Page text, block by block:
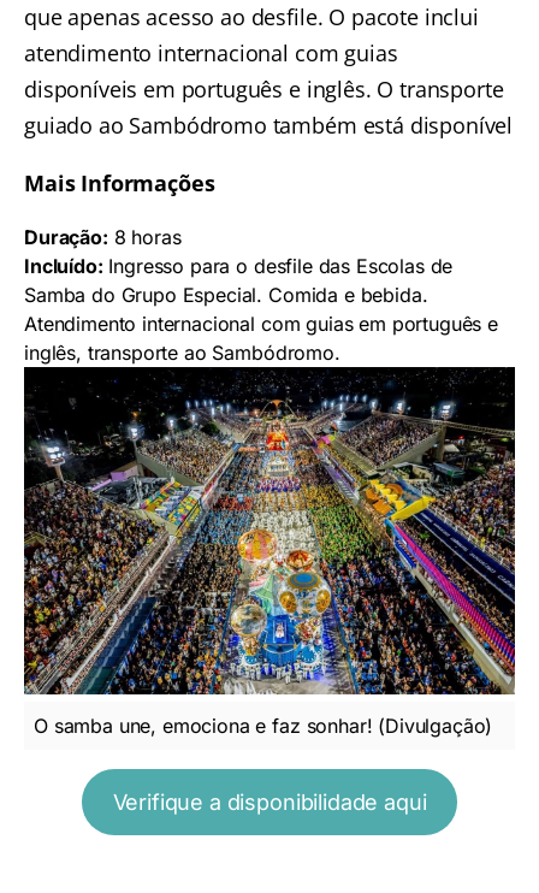
que apenas acesso ao desfile. O pacote inclui
atendimento internacional com guias
disponíveis em português e inglês. O transporte
guiado ao Sambódromo também está disponível
Mais Informações
Duração: 8 horas
Incluído: Ingresso para o desfile das Escolas de
Samba do Grupo Especial. Comida e bebida.
Atendimento internacional com guias em português e
inglês, transporte ao Sambódromo.
O samba une, emociona e faz sonhar! (Divulgação)
Verifique a disponibilidade aqui